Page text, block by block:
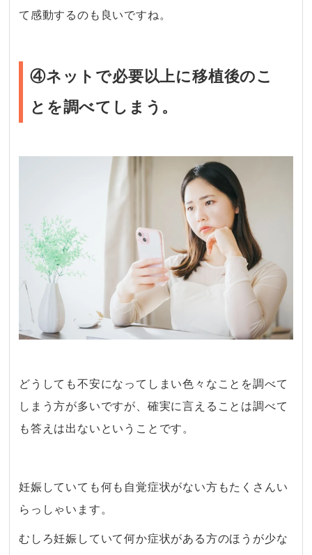
て感動するのも良いですね。
④ネットで必要以上に移植後のこ
とを調べてしまう。
どうしても不安になってしまい色々なことを調べて
しまう方が多いですが、 確実に言えることは調べて
も答えは出ないということです。
妊娠していても何も自覚症状がない方もたくさんい
らっしゃいます。
むしろ妊娠していて何か症状がある方のほうが少な